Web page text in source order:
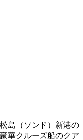
島（ソンド）新港の
華クルーズ船のクア